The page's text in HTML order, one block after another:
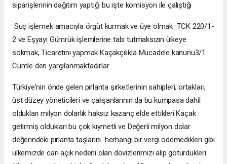
siparişlerinin dağıtım yaptığı bu işte komisyon ile çalıştığı
Suç işlemek amacıyla örgüt kurmak ve üye olmak TCK 220/1-
2 ve Eşyayı Gümrük işlemlerine tabi tutmaksızın ülkeye
sokmak, Ticaretini yapmak Kaçakçılıkla Mücadele kanunu3/1
Cümle den yargılanmaktadırlar.
Türkiye'nin önde gelen pırlanta şirketlerinin sahipleri, ortakları,
üst düzey yöneticileri ve çalışanlarının da bu kumpasa dahil
oldukları milyon dolarlık haksız kazanç elde ettikleri Kaçak
getirmiş oldukları bu çok kıymetli ve Değerli milyon dolar
değerindeki pırlanta taşlarını herhangi bir vergi ödemedikleri gibi
ülkemizde cari açık nedeni olan dövizlerimizi alıp götürdükleri